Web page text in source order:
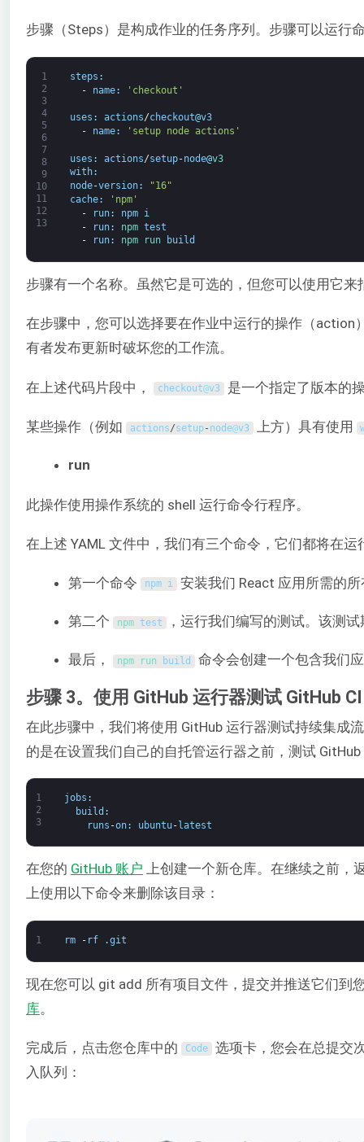
步骤（Steps）是构成作业的任务序列。步骤可以运行
1
2
3
4
5
6
7
8
9
10
11
12
13
steps :
-
name: 'checkout'
uses : actions/checkout@v3
-
name: 'setup node actions'
uses : actions/setup-node@v3
with:
node-version:
"16"
cache:
'npm'
-
run: npm
i
-
run: npm test
-
run: npm run build
步骤有一个名称。虽然它是可选的，但您可以使用它
在步骤中，您可以选择要在作业中运行的操作（
有者发布更新时破坏您的工作流。
在上述代码片段中， checkout@v3 是一个指定了版本的
某些操作（例如 actions/setup- node@v3 上方）具有使用
run
此操作使用操作系统的 shell 运行命令行程序。
在上述 YAML 文件中，我们有三个命令，它们都将在
第一个命令 npm i 安装我们 React 应用所需的
第二个 npm test ，运行我们编写的测试。该测
最后， npm run build 命令会创建一个包含我们
步骤 3。使用 GitHub 运行器测试 GitHub
在此步骤中，我们将使用 GitHub 运行器测试持续集成
的是在设置我们自己的自托管运行器之前，测试
1
2
3
jobs :
build :
runs -on: ubuntu-latest
在您的 GitHub 账户 上创建一个新仓库。在继续之前，
上使用以下命令来删除该目录：
1 rm - rf .git
现在您可以 git add 所有项目文件，提交并推送它们到
库。
完成后，点击您仓库中的 Code 选项卡，您会在总提交
入队列：